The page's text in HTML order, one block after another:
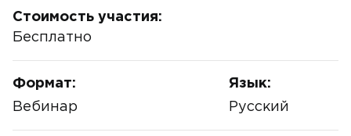
Стоимость участия:
Бесплатно
Формат:
Вебинар
Язык:
Русский